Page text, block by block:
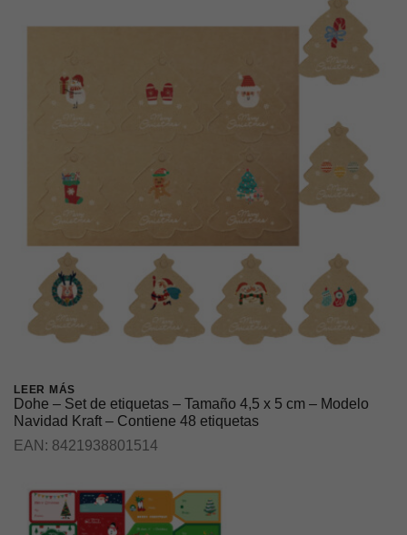
LEER MÁS
Dohe – Set de etiquetas – Tamaño 4,5 x 5 cm – Modelo
Navidad Kraft – Contiene 48 etiquetas
EAN: 8421938801514